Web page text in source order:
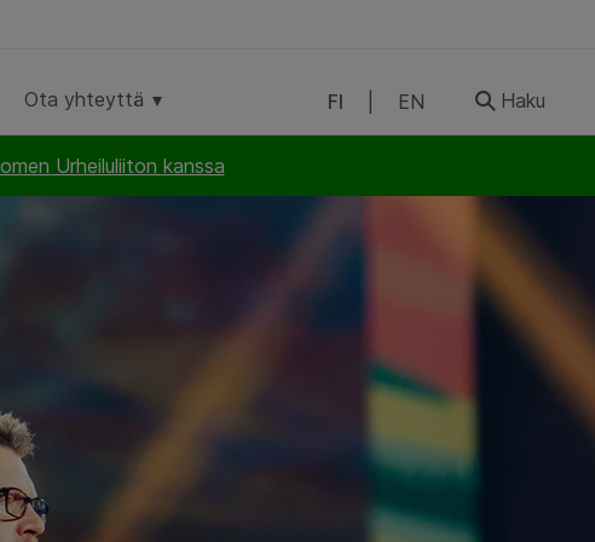
Ota yhteyttä FI EN Haku
Urheiluliiton kanssa